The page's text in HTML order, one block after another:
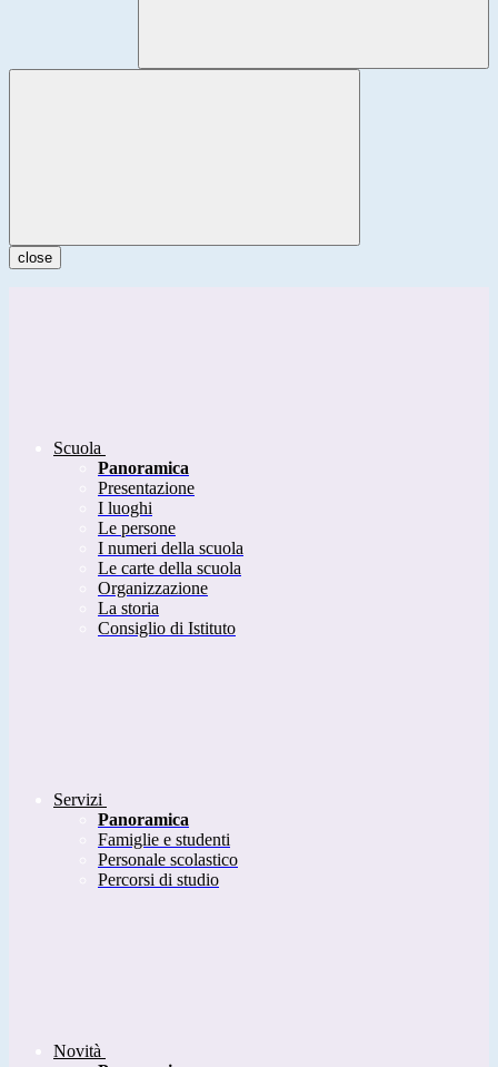
close
Scuola
Panoramica
Presentazione
I luoghi
Le persone
I numeri della scuola
Le carte della scuola
Organizzazione
La storia
Consiglio di Istituto
Servizi
Panoramica
Famiglie e studenti
Personale scolastico
Percorsi di studio
Novità